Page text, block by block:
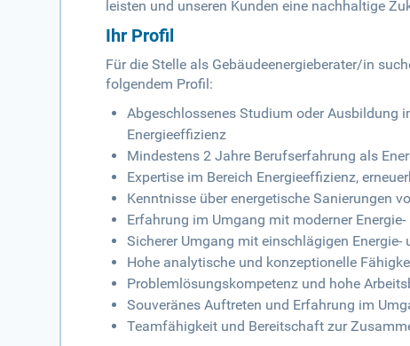
leisten und unseren Kunden eine nachhaltige
Ihr Profil
Für die Stelle als Gebäudeenergieberater/in
folgendem Profil:
Abgeschlossenes Studium oder Ausbildung
Energieeffizienz
Mindestens 2 Jahre Berufserfahrung als
Expertise im Bereich Energie­effizienz,
Kenntnisse über energetische Sanierungen
Erfahrung im Umgang mit moderner
Sicherer Umgang mit einschlägigen
Hohe analytische und konzeptionelle
Problemlösungskompetenz und hohe
Souveränes Auftreten und Erfahrung im
Teamfähigkeit und Bereitschaft zur